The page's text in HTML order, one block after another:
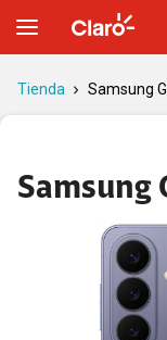
Tienda Samsung
Samsung
S26: diseño